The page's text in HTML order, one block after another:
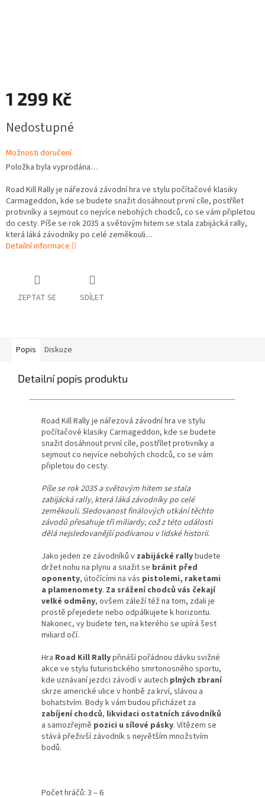
1 299 Kč
cena:
Nedostupné
Možnosti doručení
Položka byla vyprodána…
Road Kill Rally je nářezová závodní hra ve stylu počítačové klasiky
Carmageddon, kde se budete snažit dosáhnout první cíle, postřílet
protivníky a sejmout co nejvíce nebohých chodců, co se vám připletou
do cesty. Píše se rok 2035 a světovým hitem se stala zabijácká rally,
která láká závodníky po celé zeměkouli....
Detailní informace
ZEPTAT SE SDÍLET
Popis Diskuze
Detailní popis produktu
Road Kill Rally je nářezová závodní hra ve stylu
počítačové klasiky Carmageddon, kde se budete
snažit dosáhnout první cíle, postřílet protivníky a
sejmout co nejvíce nebohých chodců, co se vám
připletou do cesty.
Píše se rok 2035 a světovým hitem se stala
zabijácká rally, která láká závodníky po celé
zeměkouli. Sledovanost finálových utkání těchto
závodů přesahuje tři miliardy, což z této události
dělá nejsledovanější podívanou v lidské historii.
Jako jeden ze závodníků v zabijácké rallybudete
držet nohu na plynu a snažit se bránit před
oponenty, útočícími na vás pistolemi, raketami
a plamenomety. Za srážení chodců vás čekají
velké odměny, ovšem záleží též na tom, zdali je
prostě přejedete nebo odpálkujete k horizontu.
Nakonec, vy budete ten, na kterého se upírá šest
miliard očí.
Hra Road Kill Rallypřináší pořádnou dávku svižné
akce ve stylu futuristického smrtonosného sportu,
kde uznávaní jezdci závodí v autech plných zbraní
skrze americké ulice v honbě za krví, slávou a
bohatstvím. Body k vám budou přicházet za
zabíjení chodců, likvidaci ostatních závodníků
a samozřejmě pozici u sílové pásky. Vítězem se
stává přeživší závodník s největším množstvím
bodů.
Počet hráčů: 3 – 6